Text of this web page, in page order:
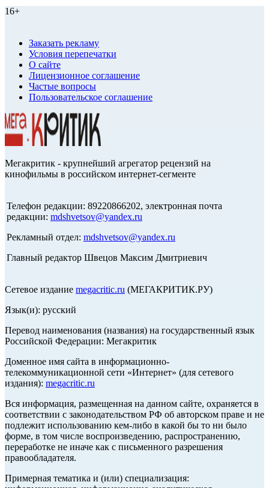
16+
Заказать рекламу
Условия перепечатки
О сайте
Лицензионное соглашение
Частые вопросы
Пользовательское соглашение
Мегакритик - крупнейший агрегатор рецензий на
кинофильмы в российском интернет-сегменте
Телефон редакции: 89220866202, электронная почта
редакции: mdshvetsov@yandex.ru
Рекламный отдел: mdshvetsov@yandex.ru
Главный редактор Швецов Максим Дмитриевич
Сетевое издание megacritic.ru (МЕГАКРИТИК.РУ)
Язык(и): русский
Перевод наименования (названия) на государственный язык
Российской Федерации: Мегакритик
Доменное имя сайта в информационно-
телекоммуникационной сети «Интернет» (для сетевого
издания): megacritic.ru
Вся информация, размещенная на данном сайте, охраняется в
соответствии с законодательством РФ об авторском праве и не
подлежит использованию кем-либо в какой бы то ни было
форме, в том числе воспроизведению, распространению,
переработке не иначе как с письменного разрешения
правообладателя.
Примерная тематика и (или) специализация: